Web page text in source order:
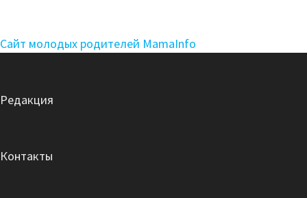
Сайт молодых родителей MamaInfo
Редакция
Контакты